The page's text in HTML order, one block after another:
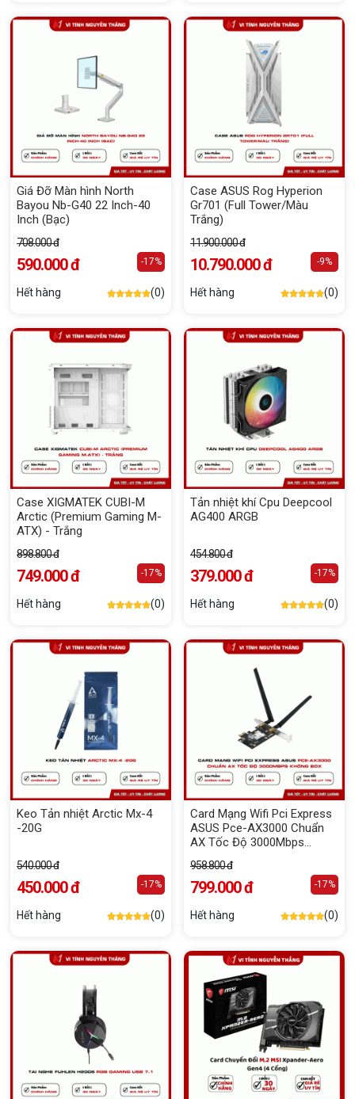
Giá Đỡ Màn hình North
Bayou Nb-G40 22 Inch-40
Inch (Bạc)
708.000 đ
590.000 đ -17%
Hết hàng (0)
Case ASUS Rog Hyperion
Gr701 (Full Tower/Màu
Trắng)
11.900.000 đ
10.790.000 đ -9%
Hết hàng (0)
Case XIGMATEK CUBI-M
Arctic (Premium Gaming M-
ATX) - Trắng
898.800 đ
749.000 đ -17%
Hết hàng (0)
Tản nhiệt khí Cpu Deepcool
AG400 ARGB
454.800 đ
379.000 đ -17%
Hết hàng (0)
Keo Tản nhiệt Arctic Mx-4
-20G
540.000 đ
450.000 đ -17%
Hết hàng (0)
Card Mạng Wifi Pci Express
ASUS Pce-AX3000 Chuẩn
AX Tốc Độ 3000Mbps
958.800 đ
799.000 đ -17%
Hết hàng (0)